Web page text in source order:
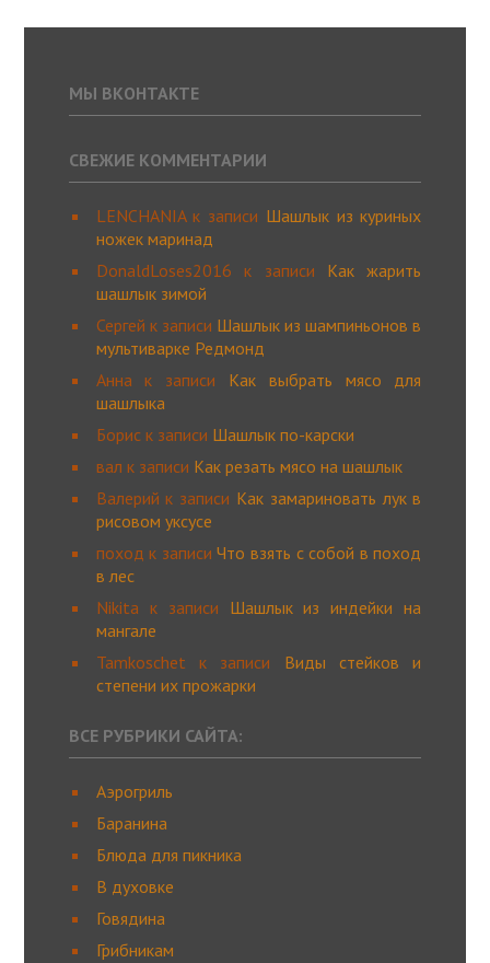
МЫ ВКОНТАКТЕ
СВЕЖИЕ КОММЕНТАРИИ
LENCHANIAк записи Шашлык из куриных
ножек маринад
DonaldLoses2016 к записи Как жарить
шашлык зимой
Сергей к записи Шашлык из шампиньонов в
мультиварке Редмонд
Анна к записи Как выбрать мясо для
шашлыка
Бориск записи Шашлык по-карски
вал к записи Как резать мясо на шашлык
Валерий к записи Как замариновать лук в
рисовом уксусе
поход к записиЧто взять с собой в поход
в лес
Nikita к записи Шашлык из индейки на
мангале
Tamkoschet к записи Виды стейков и
степени их прожарки
ВСЕ РУБРИКИ САЙТА:
Аэрогриль
Баранина
Блюда для пикника
В духовке
Говядина
Грибникам